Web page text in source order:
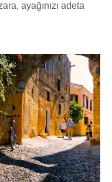
ayağınızı adeta